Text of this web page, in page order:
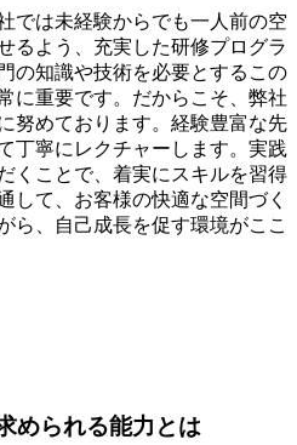
では未経験からでも一人前の空
るよう、充実した研修プログラ
の知識や技術を必要とするこの
に重要です。だからこそ、弊社
努めております。経験豊富な先
丁寧にレクチャーします。実践
くことで、着実にスキルを習得
して、お客様の快適な空間づく
ら、自己成長を促す環境がここ
められる能力とは